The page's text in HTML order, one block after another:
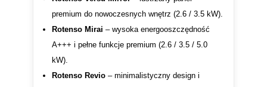
premium do nowoczesnych wnętrz (2.6 / 3.5 kW).
Rotenso Mirai – wysoka energooszczędność
A+++ i pełne funkcje premium (2.6 / 3.5 / 5.0
kW).
Rotenso Revio– minimalistyczny design i